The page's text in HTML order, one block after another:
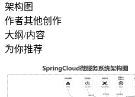
架构图
作者其他创作
大纲/内容
为你推荐